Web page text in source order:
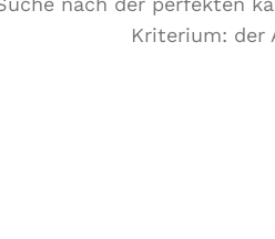
Kriterium: der